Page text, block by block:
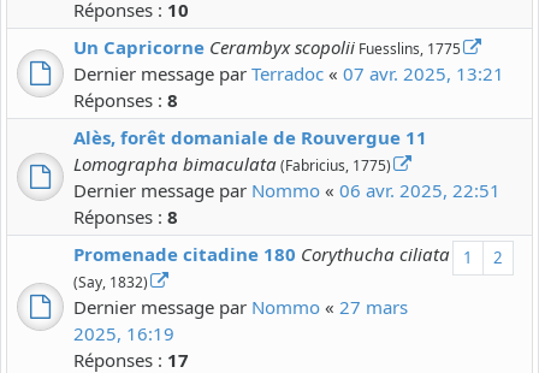
Réponses : 10
Un Capricorne Cerambyx scopolii Fuesslins, 1775
Dernier message par Terradoc « 07 avr. 2025, 13:21
Réponses : 8
Alès, forêt domaniale de Rouvergue 11
Lomographa bimaculata(Fabricius, 1775)
Dernier message par Nommo « 06 avr. 2025, 22:51
Réponses : 8
1 2
Promenade citadine 180 Corythucha ciliata
(Say, 1832)
Dernier message par Nommo « 27 mars
2025, 16:19
Réponses : 17